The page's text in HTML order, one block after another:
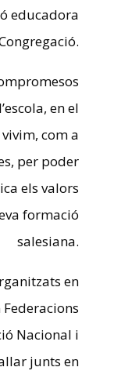
educadora
en el
com a
per poder
els valors
formació
salesiana.
en
Nacional i
junts en